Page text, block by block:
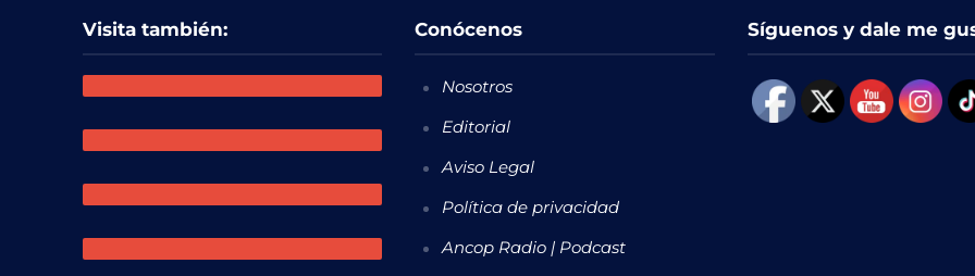
Visita también: Conócenos
Nosotros
Editorial
Aviso Legal
Política de privacidad
Ancop Radio | Podcast
Síguenos y dale me